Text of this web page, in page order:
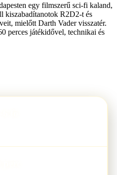
egy filmszerű sci-fi kaland,
kiszabadítanotok R2D2-t és
mielőtt Darth Vader visszatér.
perces játékidővel, technikai és